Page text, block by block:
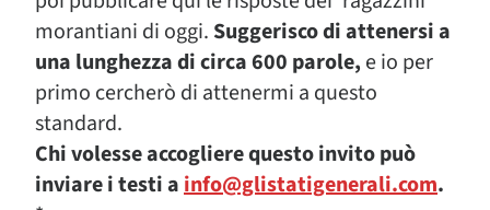
morantiani di oggi. Suggerisco di attenersi a
una lunghezza di circa 600 parole, e io per
primo cercherò di attenermi a questo
standard.
Chi volesse accogliere questo invito può
inviare i testi ainfo@glistatigenerali.com.